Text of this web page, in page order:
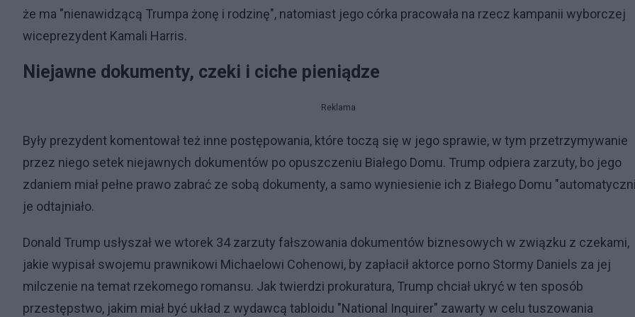
że ma "nienawidzącą Trumpa żonę i rodzinę", natomiast jego córka pracowała na rzecz kampanii wyborczej
wiceprezydent Kamali Harris.
Niejawne dokumenty, czeki i ciche pieniądze
Reklama
Były prezydent komentował też inne postępowania, które toczą się w jego sprawie, w tym przetrzymywanie
przez niego setek niejawnych dokumentów po opuszczeniu Białego Domu. Trump odpiera zarzuty, bo jego
zdaniem miał pełne prawo zabrać ze sobą dokumenty, a samo wyniesienie ich z Białego Domu
je odtajniało.
Donald Trump usłyszał we wtorek 34 zarzuty fałszowania dokumentów biznesowych w związku z czekami,
jakie wypisał swojemu prawnikowi Michaelowi Cohenowi, by zapłacił aktorce porno Stormy Daniels za jej
milczenie na temat rzekomego romansu. Jak twierdzi prokuratura, Trump chciał ukryć w ten sposób
przestępstwo, jakim miał być układ z wydawcą tabloidu "National Inquirer" zawarty w celu tuszowania